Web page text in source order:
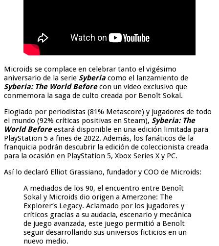
Microids se complace en celebrar tanto el vigésimo
aniversario de la serie Syberia como el lanzamiento de
Syberia: The World Beforecon un video exclusivo que
conmemora la saga de culto creada por Benoît Sokal.
Elogiado por periodistas (81% Metascore) y jugadores de todo
el mundo (92% críticas positivas en Steam), Syberia: The
World Beforeestará disponible en una edición limitada para
PlayStation 5 a fines de 2022. Además, los fanáticos de la
franquicia podrán descubrir la edición de coleccionista creada
para la ocasión en PlayStation 5, Xbox Series X y PC.
Así lo declaró Elliot Grassiano, fundador y COO de Microids:
A mediados de los 90, el encuentro entre Benoît
Sokal y Microids dio origen a Amerzone: The
Explorer’s Legacy. Aclamado por los jugadores y
críticos gracias a su audacia, escenario y mecánica
de juego avanzada, este juego permitió a Benoît
seguir desarrollando sus universos ficticios en un
nuevo medio.